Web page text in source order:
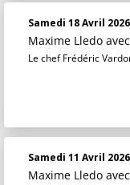
Samedi 18 Avril 2026
Maxime Lledo
Le chef Frédéric
Samedi 11 Avril 2026
Maxime Lledo